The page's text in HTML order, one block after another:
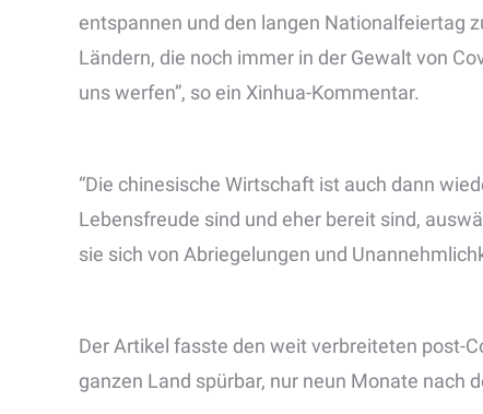
entspannen und den langen Nationalfeiertag
Ländern, die noch immer in der Gewalt von
uns werfen”, so ein Xinhua-Kommentar.
“Die chinesische Wirtschaft ist auch dann
Lebensfreude sind und eher bereit sind,
sie sich von Abriegelungen und
Der Artikel fasste den weit verbreiteten post-
ganzen Land spürbar, nur neun Monate nach